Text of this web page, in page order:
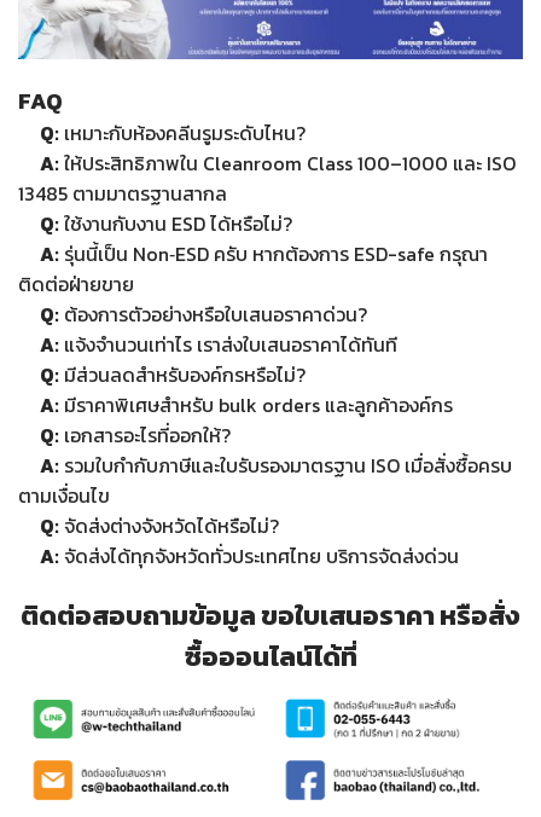
FAQ
Q: เหมาะกับห้องคลีนรูมระดับไหน?
A:ให้ประสิทธิภาพใน Cleanroom Class 100–1000 และ ISO
13485 ตามมาตรฐานสากล
Q:ใช้งานกับงาน ESD ได้หรือไม่?
A: รุ่นนี้เป็น Non‑ESD ครับ หากต้องการ ESD-safe กรุณา
ติดต่อฝ่ายขาย
Q: ต้องการตัวอย่างหรือใบเสนอราคาด่วน?
A: แจ้งจำนวนเท่าไร เราส่งใบเสนอราคาได้ทันที
Q: มีส่วนลดสำหรับองค์กรหรือไม่?
A: มีราคาพิเศษสำหรับ bulk orders และลูกค้าองค์กร
Q: เอกสารอะไรที่ออกให้?
A: รวมใบกำกับภาษีและใบรับรองมาตรฐาน ISO เมื่อสั่งซื้อครบ
ตามเงื่อนไข
Q:จัดส่งต่างจังหวัดได้หรือไม่?
A:จัดส่งได้ทุกจังหวัดทั่วประเทศไทย บริการจัดส่งด่วน
ติดต่อสอบถามข้อมูล ขอใบเสนอราคา หรือสั่ง
ซื้อออนไลน์ได้ที่